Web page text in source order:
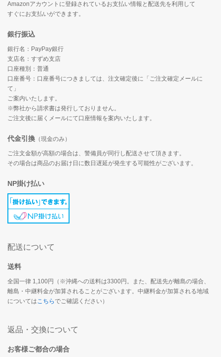
Amazonアカウントに登録されているお支払い情報と配送先を利用して
すぐにお支払いができます。
銀行振込
銀行名：PayPay銀行
支店名：すずめ支店
口座種別：普通
口座番号：口座番号につきましては、注文確定後に「ご注文確定メールに
て」
ご案内いたします。
※弊社から請求書は発行しておりません。
ご注文後に届くメールにて口座情報を案内いたします。
代金引換 （現金のみ）
ご注文金額が高額の場合は、警備員が同行し配送させて頂きます。
その場合は商品のお届け日に数日遅延が発生する可能性がございます。
NP掛け払い
配送について
送料
全国一律 1,100円（※沖縄への送料は3300円。また、配送先が離島の場合、
離島・中継料金が加算されることがございます。中継料金が加算される地域
についてはこちらでご確認ください）
返品・交換について
お客様ご都合の場合